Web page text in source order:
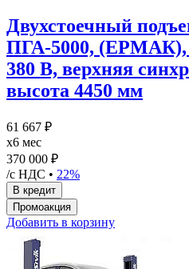
Двухстоечный
ПГА-5000, (ЕРМАК),
380 В, верхняя
высота 4450 мм
61 667 ₽
x6 мес
370 000 ₽
/с НДС • 22%
Добавить в корзину